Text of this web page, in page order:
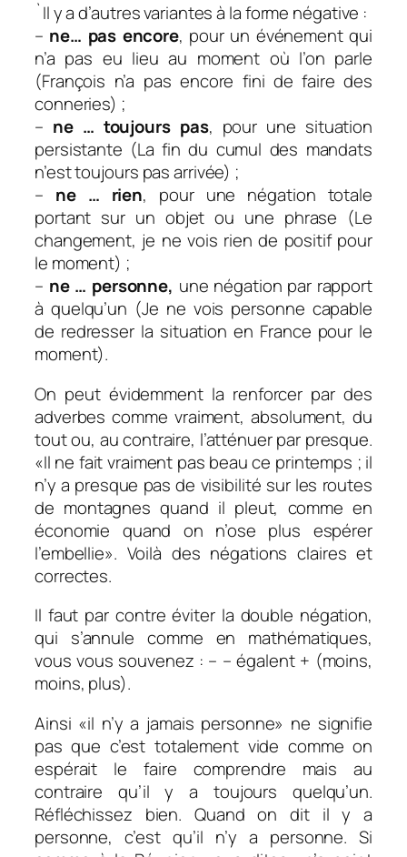
`Il y a d’autres variantes à la forme négative :
– ne… pas encore, pour un événement qui
n’a pas eu lieu au moment où l’on parle
(François n’a pas encore fini de faire des
conneries) ;
– ne … toujours pas, pour une situation
persistante (La fin du cumul des mandats
n’est toujours pas arrivée) ;
– ne … rien, pour une négation totale
portant sur un objet ou une phrase (Le
changement, je ne vois rien de positif pour
le moment) ;
– ne … personne, une négation par rapport
à quelqu’un (Je ne vois personne capable
de redresser la situation en France pour le
moment).
On peut évidemment la renforcer par des
adverbes comme vraiment, absolument, du
tout ou, au contraire, l’atténuer par presque.
«Il ne fait vraiment pas beau ce printemps ; il
n’y a presque pas de visibilité sur les routes
de montagnes quand il pleut, comme en
économie quand on n’ose plus espérer
l’embellie». Voilà des négations claires et
correctes.
Il faut par contre éviter la double négation,
qui s’annule comme en mathématiques,
vous vous souvenez : – – égalent + (moins,
moins, plus).
Ainsi «il n’y a jamais personne» ne signifie
pas que c’est totalement vide comme on
espérait le faire comprendre mais au
contraire qu’il y a toujours quelqu’un.
Réfléchissez bien. Quand on dit il y a
personne, c’est qu’il n’y a personne. Si